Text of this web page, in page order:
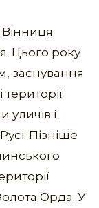
Цього року
заснування
території
уличів і
Пізніше
Орда. У